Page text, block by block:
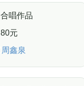
合唱作品
80元
周鑫泉